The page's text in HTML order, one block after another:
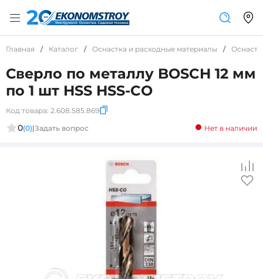
Главная / Каталог / Оснастка и расходные материалы /
Сверло по металлу BOSCH 12 мм
по 1 шт HSS HSS-CO
Код товара: 2.608.585.869
0(0)|Задать вопрос Нет в наличии